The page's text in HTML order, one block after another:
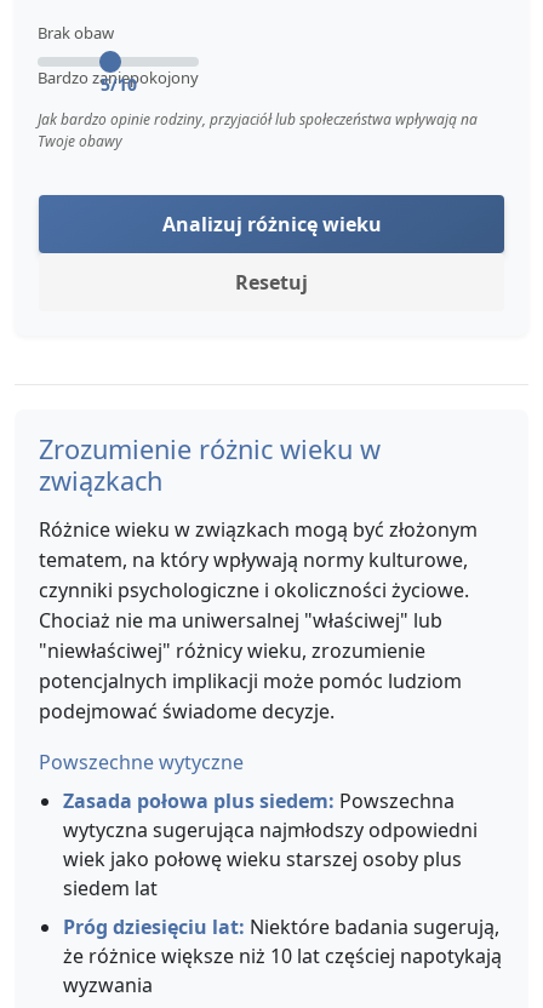
Brak obaw
Bardzo zaniepokojony
5/10
Jak bardzo opinie rodziny, przyjaciół lub społeczeństwa wpływają na
Twoje obawy
Analizuj różnicę wieku
Resetuj
Zrozumienie różnic wieku w
związkach
Różnice wieku w związkach mogą być złożonym
tematem, na który wpływają normy kulturowe,
czynniki psychologiczne i okoliczności życiowe.
Chociaż nie ma uniwersalnej "właściwej" lub
"niewłaściwej" różnicy wieku, zrozumienie
potencjalnych implikacji może pomóc ludziom
podejmować świadome decyzje.
Powszechne wytyczne
Zasada połowa plus siedem: Powszechna
wytyczna sugerująca najmłodszy odpowiedni
wiek jako połowę wieku starszej osoby plus
siedem lat
Próg dziesięciu lat: Niektóre badania sugerują,
że różnice większe niż 10 lat częściej napotykają
wyzwania